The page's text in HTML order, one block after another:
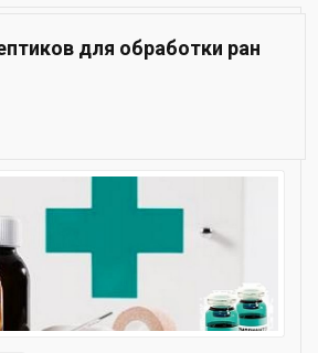
для обработки ран